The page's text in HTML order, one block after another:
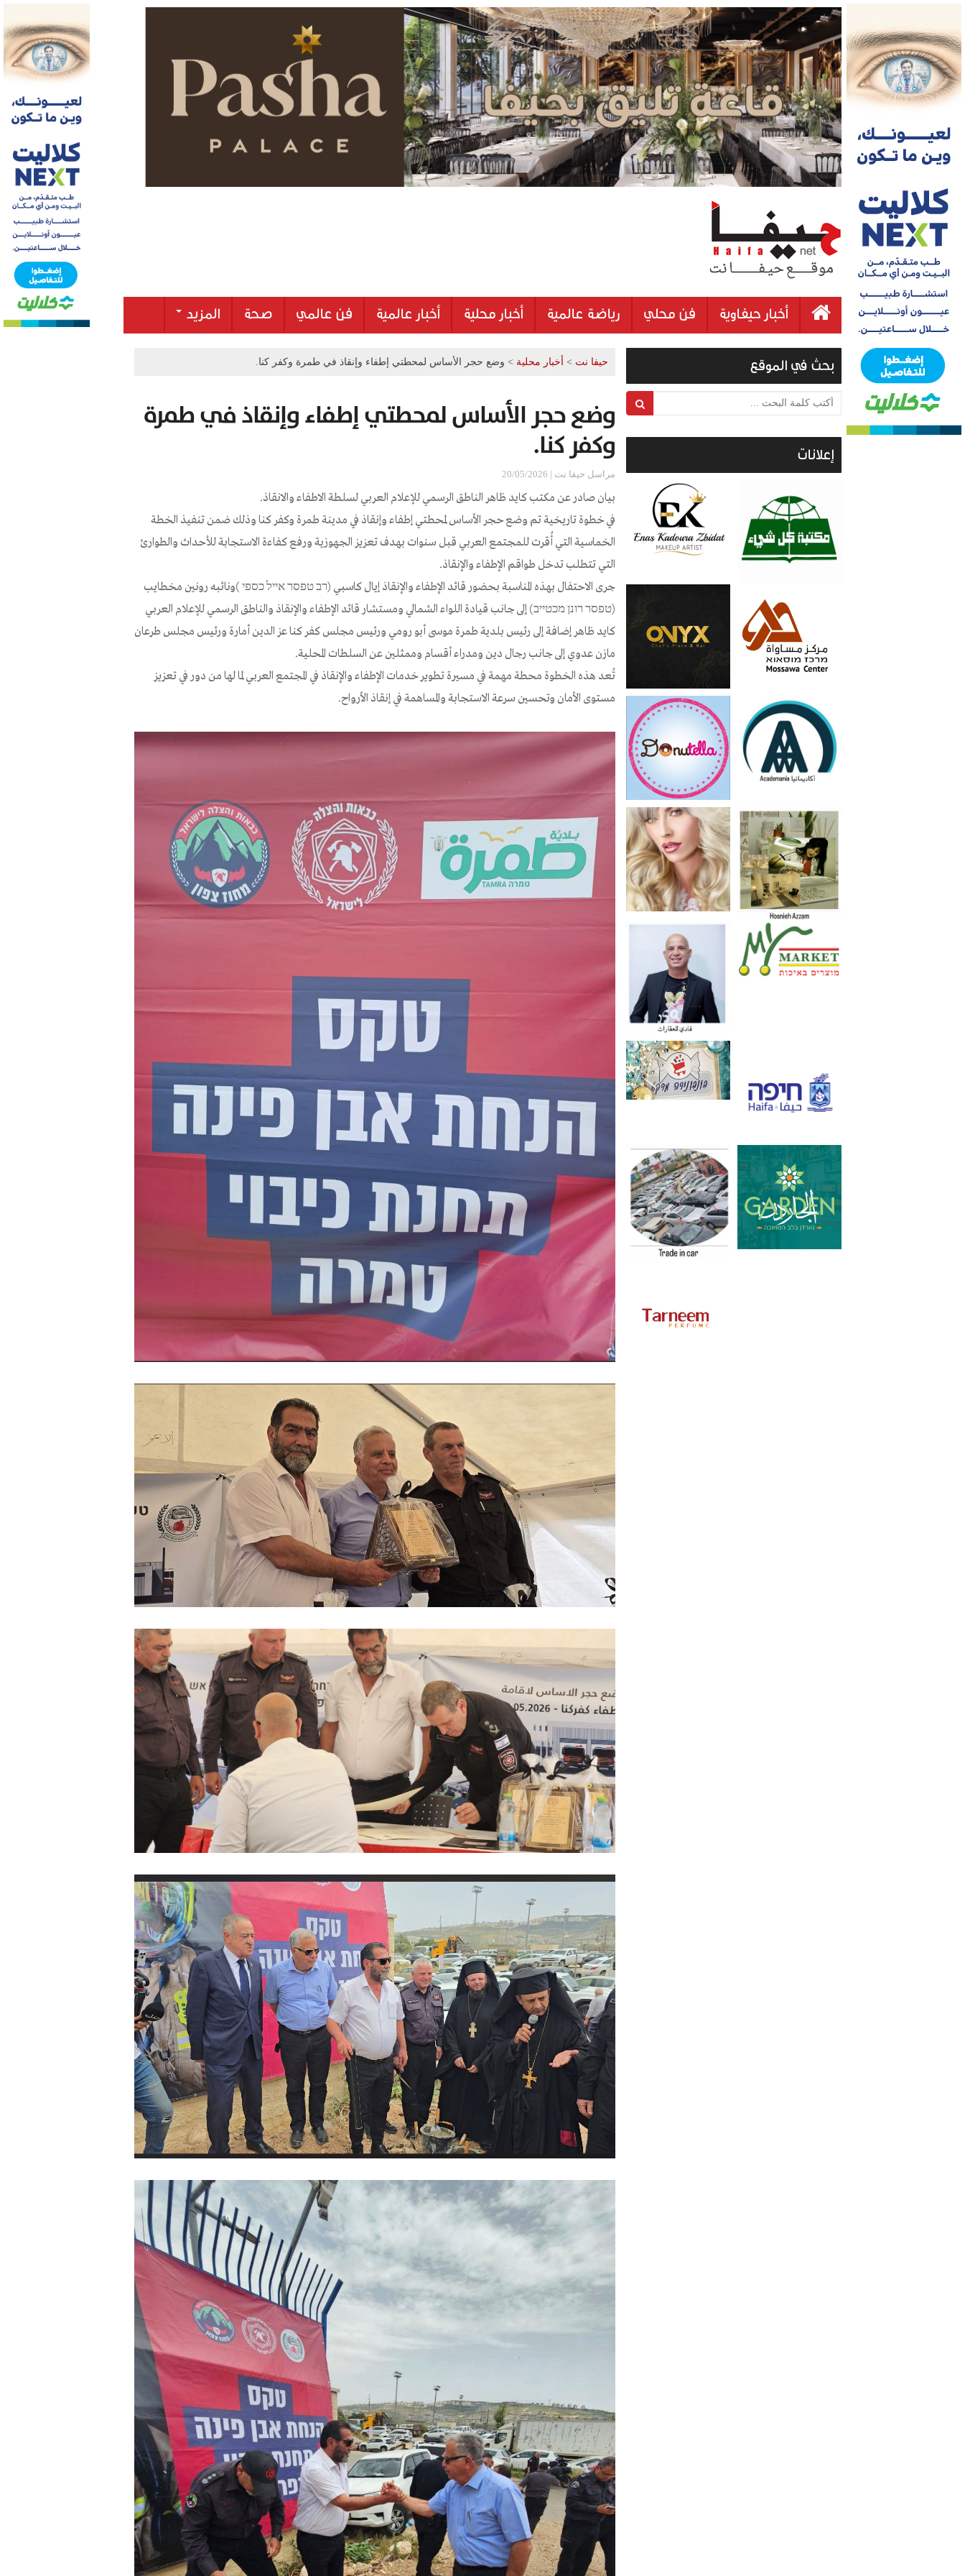
أخبار حيفاوية فن محلي رياضة عالمية أخبار محلية أخبار عالمية فن عالمي صحة المزيد
حيفا نت > أخبار محلية > وضع حجر الأساس لمحطتي إطفاء وإنقاذ في طمرة وكفر كنا.
وضع حجر الأساس لمحطتي إطفاء وإنقاذ في طمرة
وكفر كنا.
مراسل حيفا نت | 20/05/2026
بيان صادر عن مكتب كايد ظاهر الناطق الرسمي للإعلام العربي لسلطة الاطفاء والانقاذ.
في خطوة تاريخية تم وضع حجر الأساس لمحطتي إطفاء وإنقاذ في مدينة طمرة وكفر كنا وذلك ضمن تنفيذ الخطة
الخماسية التي أُقرت للمجتمع العربي قبل سنوات بهدف تعزيز الجهوزية ورفع كفاءة الاستجابة للأحداث والطوارئ
التي تتطلب تدخل طواقم الإطفاء والإنقاذ.
جرى الاحتفال بهذه المناسبة بحضور قائد الإطفاء والإنقاذ إيال كاسبي (רב טפסר אייל כספי )ونائبه رونين مخطايب
(טפסר רונן מכטייב) إلى جانب قيادة اللواء الشمالي ومستشار قائد الإطفاء والإنقاذ والناطق الرسمي للإعلام العربي
كايد ظاهر إضافة إلى رئيس بلدية طمرة موسى أبو رومي ورئيس مجلس كفر كنا عز الدين أمارة ورئيس مجلس طرعان
مازن عدوي إلى جانب رجال دين ومدراء أقسام وممثلين عن السلطات المحلية.
تُعد هذه الخطوة محطة مهمة في مسيرة تطوير خدمات الإطفاء والإنقاذ في المجتمع العربي لما لها من دور في تعزيز
مستوى الأمان وتحسين سرعة الاستجابة والمساهمة في إنقاذ الأرواح.
بحث في الموقع
أكتب كلمة البحث ...
إعلانات